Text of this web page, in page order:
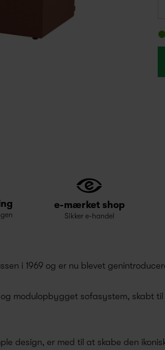
e-mærket shop
Sikker e-handel
i 1969 og er nu blevet
modulopbygget sofasystem, skabt
design, er med til at skabe den